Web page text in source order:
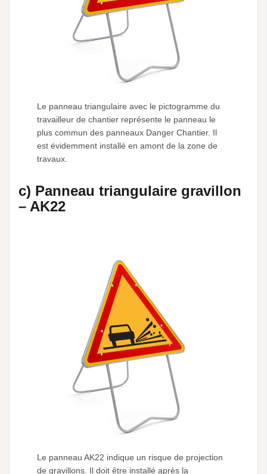
Le panneau triangulaire avec le pictogramme du
travailleur de chantier représente le panneau le
plus commun des panneaux Danger Chantier. Il
est évidemment installé en amont de la zone de
travaux.
c) Panneau triangulaire gravillon
– AK22
Le panneau AK22 indique un risque de projection
de gravillons. Il doit être installé après la